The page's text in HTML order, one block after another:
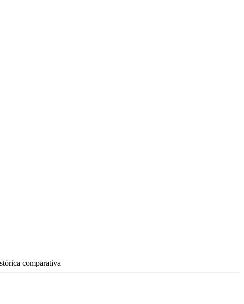
comparativa